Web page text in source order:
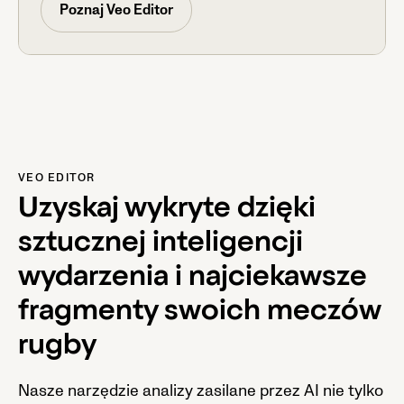
Poznaj Veo Editor
VEO EDITOR
Uzyskaj wykryte dzięki
sztucznej inteligencji
wydarzenia i najciekawsze
fragmenty swoich meczów
rugby
Nasze narzędzie analizy zasilane przez AI nie tylko